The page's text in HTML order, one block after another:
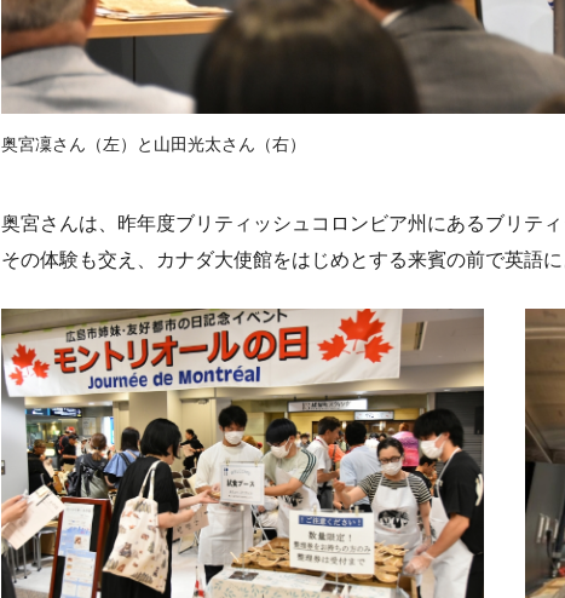
奥宮凜さん（左）と山田光太さん（右）
奥宮さんは、昨年度ブリティッシュコロンビア州にあるブリテ
その体験も交え、カナダ大使館をはじめとする来賓の前で英語